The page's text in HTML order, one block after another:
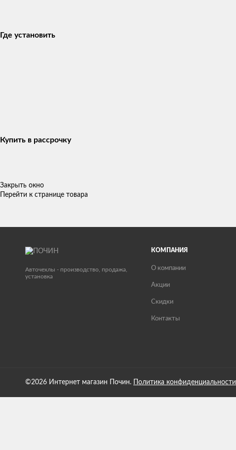
Где установить
Купить в рассрочку
Закрыть окно
Перейти к странице товара
Авточехлы - производство, продажа,
установка
КОМПАНИЯ
О компании
Акции
Скидки
Контакты
©2026 Интернет магазин Почин. Политика конфиденциальности